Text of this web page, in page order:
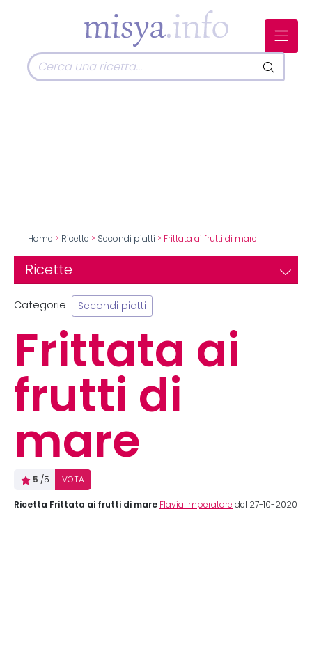
Home > Ricette > Secondi piatti > Frittata ai frutti di mare
Ricette
Categorie Secondi piatti
Frittata ai
frutti di
mare
5 /5 VOTA
Ricetta Frittata ai frutti di mare Flavia Imperatore del 27-10-2020